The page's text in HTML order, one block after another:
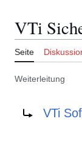
VTi
Seite
Weiterleitung
VTi